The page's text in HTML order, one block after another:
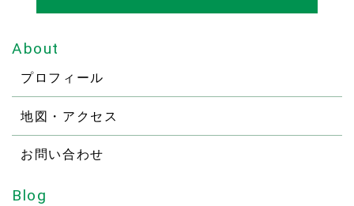
About
プロフィール
地図・アクセス
お問い合わせ
Blog